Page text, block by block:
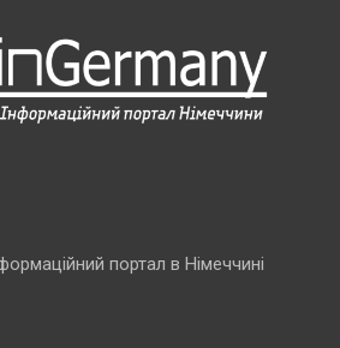
портал в Німеччині